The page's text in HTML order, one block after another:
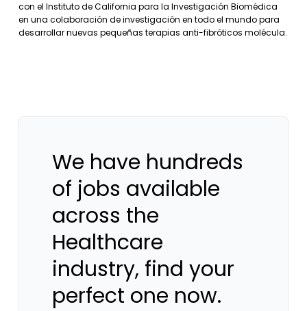
con el Instituto de California para la Investigación Biomédica
en una colaboración de investigación en todo el mundo para
desarrollar nuevas pequeñas terapias anti-fibróticos molécula.
We have hundreds
of jobs available
across the
Healthcare
industry, find your
perfect one now.